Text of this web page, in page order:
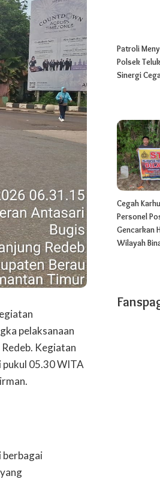
pelaksanaan
Kegiatan
pukul 05.30 WITA
berbagai
Patroli
Polsek
Sinergi
Cegah
Personel
Gencarkan
Wilayah